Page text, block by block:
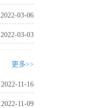
2022-03-06
2022-03-03
更多>>
2022-11-16
2022-11-09